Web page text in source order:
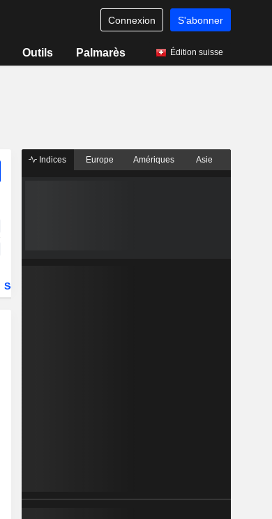
Connexion S'abonner
Outils Palmarès Édition suisse
Secteur
Indices Europe Amériques Asie